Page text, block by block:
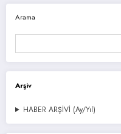
Arama
Arşiv
HABER ARŞİVİ (Ay/Yıl)